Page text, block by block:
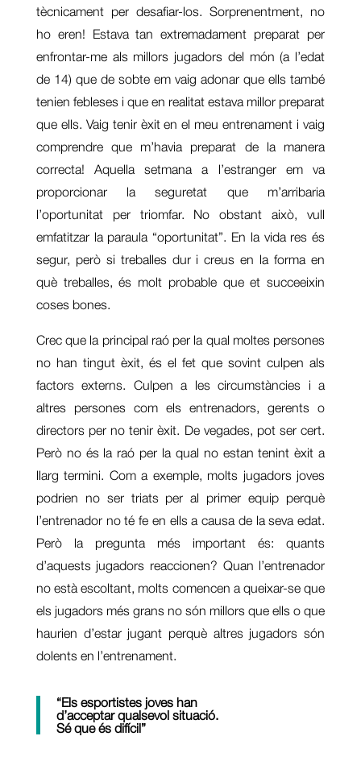
tècnicament per desafiar-los. Sorprenentment, no
ho eren! Estava tan extremadament preparat per
enfrontar-me als millors jugadors del món (a l’edat
de 14) que de sobte em vaig adonar que ells també
tenien febleses i que en realitat estava millor preparat
que ells. Vaig tenir èxit en el meu entrenament i vaig
comprendre que m’havia preparat de la manera
correcta! Aquella setmana a l’estranger em va
proporcionar la seguretat que m’arribaria
l’oportunitat per triomfar. No obstant això, vull
emfatitzar la paraula “oportunitat”. En la vida res és
segur, però si treballes dur i creus en la forma en
què treballes, és molt probable que et succeeixin
coses bones.
Crec que la principal raó per la qual moltes persones
no han tingut èxit, és el fet que sovint culpen als
factors externs. Culpen a les circumstàncies i a
altres persones com els entrenadors, gerents o
directors per no tenir èxit. De vegades, pot ser cert.
Però no és la raó per la qual no estan tenint èxit a
llarg termini. Com a exemple, molts jugadors joves
podrien no ser triats per al primer equip perquè
l’entrenador no té fe en ells a causa de la seva edat.
Però la pregunta més important és: quants
d’aquests jugadors reaccionen? Quan l’entrenador
no està escoltant, molts comencen a queixar-se que
els jugadors més grans no són millors que ells o que
haurien d’estar jugant perquè altres jugadors són
dolents en l’entrenament.
“Els esportistes joves han
d’acceptar qualsevol situació.
Sé que és difícil”